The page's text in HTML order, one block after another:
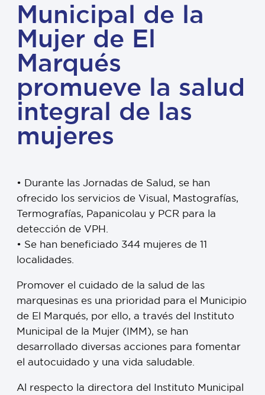
Municipal de la
Mujer de El
Marqués
promueve la salud
integral de las
mujeres
• Durante las Jornadas de Salud, se han
ofrecido los servicios de Visual, Mastografías,
Termografías, Papanicolau y PCR para la
detección de VPH.
• Se han beneficiado 344 mujeres de 11
localidades.
Promover el cuidado de la salud de las
marquesinas es una prioridad para el Municipio
de El Marqués, por ello, a través del Instituto
Municipal de la Mujer (IMM), se han
desarrollado diversas acciones para fomentar
el autocuidado y una vida saludable.
Al respecto la directora del Instituto Municipal